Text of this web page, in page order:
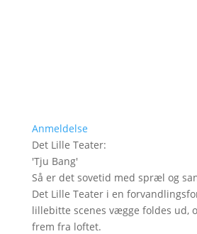
Anmeldelse
Det Lille Teater:
'Tju Bang'
Så er det sovetid med spræl og
Det Lille Teater i en
lillebitte scenes vægge foldes ud,
frem fra loftet.